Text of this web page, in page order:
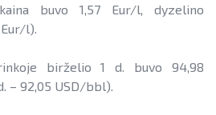
buvo 1,57 Eur/l, dyzelino
l).
birželio 1 d. buvo 94,98
– 92,05 USD/bbl).